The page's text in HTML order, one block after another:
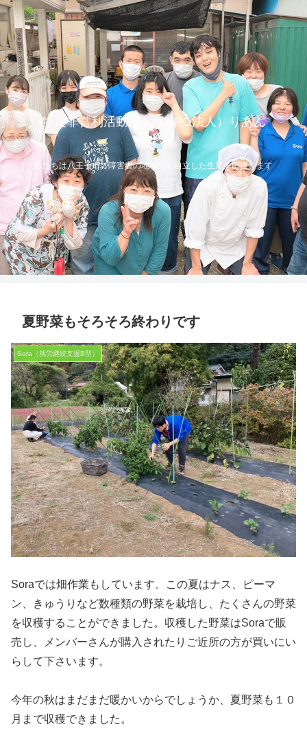
特定非営利活動法人（NPO法人）りあん
私たちは八王子市で障害者の地域での自立した生活を応援します
夏野菜もそろそろ終わりです
Sora（就労継続支援B型）
Soraでは畑作業もしています。この夏はナス、ピーマ
ン、きゅうりなど数種類の野菜を栽培し、たくさんの野菜
を収穫することができました。収穫した野菜はSoraで販
売し、メンバーさんが購入されたりご近所の方が買いにい
らして下さいます。
今年の秋はまだまだ暖かいからでしょうか、夏野菜も１０
月まで収穫できました。